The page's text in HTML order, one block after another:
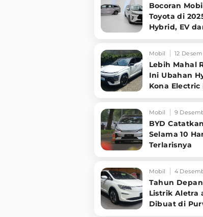
Bocoran
Toyota di
Hybrid, EV
Mobil 12
Lebih Mahal
Ini Ubahan
Kona Electric
Mobil 9
BYD
Selama 10
Terlarisnya
Mobil 4
Tahun
Listrik Aletra
Dibuat di